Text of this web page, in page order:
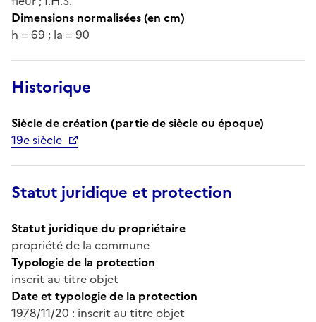
Dimensions normalisées (en cm)
h = 69 ; la = 90
Historique
Siècle de création (partie de siècle ou époque)
19e siècle
Statut juridique et protection
Statut juridique du propriétaire
propriété de la commune
Typologie de la protection
inscrit au titre objet
Date et typologie de la protection
1978/11/20 : inscrit au titre objet